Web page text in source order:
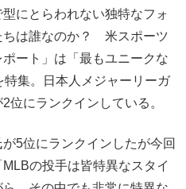
にとらわれない独特なフォ
ちは誰なのか？ 米スポーツ
ート」は「最もユニークな
集。日本人メジャーリーガ
位にランクインしている。
5位にランクインしたが今回
の投手は皆特異なスタイ